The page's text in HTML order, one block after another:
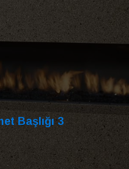
Başlığı 3